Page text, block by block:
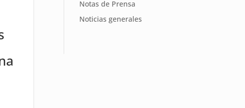
Notas de Prensa
Noticias generales